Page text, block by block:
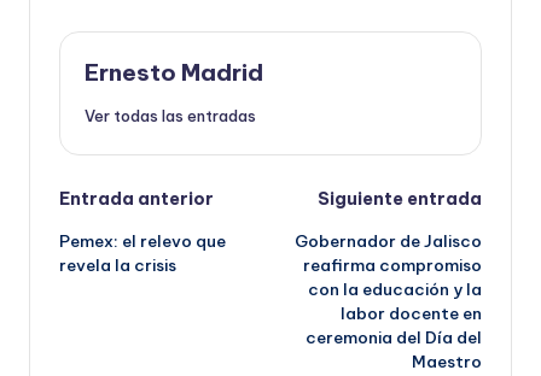
Ernesto Madrid
Ver todas las entradas
Navegación
de
Entrada anterior
Pemex: el relevo que
revela la crisis
Siguiente entrada
Gobernador de Jalisco
reafirma compromiso
con la educación y la
labor docente en
ceremonia del Día del
Maestro